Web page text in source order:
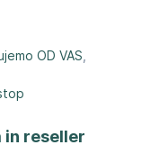
OD VAS
in reseller